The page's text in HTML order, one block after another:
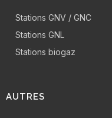
Stations GNV / GNC
Stations GNL
Stations biogaz
AUTRES